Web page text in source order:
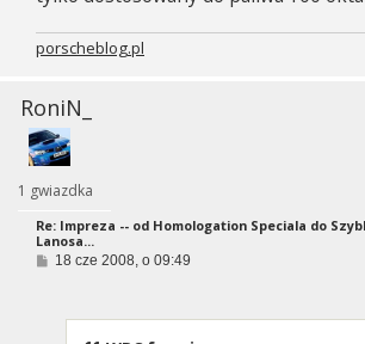
porscheblog.pl
RoniN_
1 gwiazdka
Re: Impreza -- od Homologation Speciala do
Lanosa...
P18 cze 2008, o 09:49